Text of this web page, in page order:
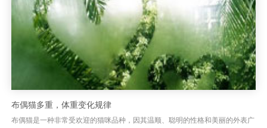
布偶猫多重，体重变化规律
布偶猫是一种非常受欢迎的猫咪品种，因其温顺、聪明的性格和美丽的外表广